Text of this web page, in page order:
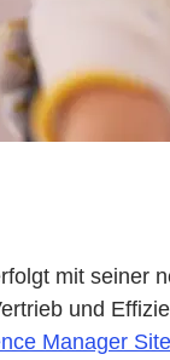
mit seiner
und
Manager